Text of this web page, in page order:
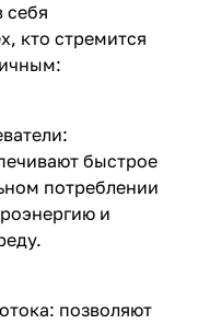
себя
кто стремится
быстрое
потреблении
и
позволяют